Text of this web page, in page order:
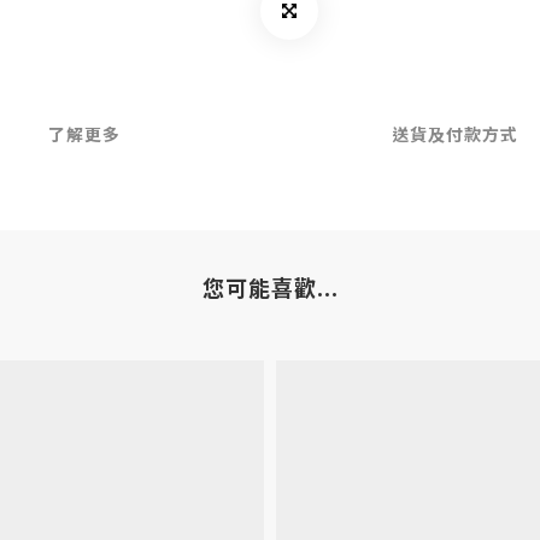
了解更多 送貨及付款方式
您可能喜歡...